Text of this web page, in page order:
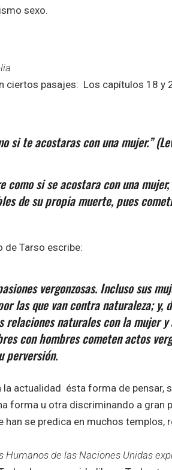
sexo.
ciertos pasajes: ​Los capítulos 18 y
si te acostaras con una mujer.”
como si se acostara con una
de su propia muerte, pues
de Tarso escribe:
vergonzosas. Incluso sus
las que van contra naturaleza; y,
relaciones naturales con la mujer y
con hombres cometen actos
perversión.
actualidad ésta forma de pensar,
forma u otra discriminando a gran
se predica en muchos templos,
de las Naciones Unidas